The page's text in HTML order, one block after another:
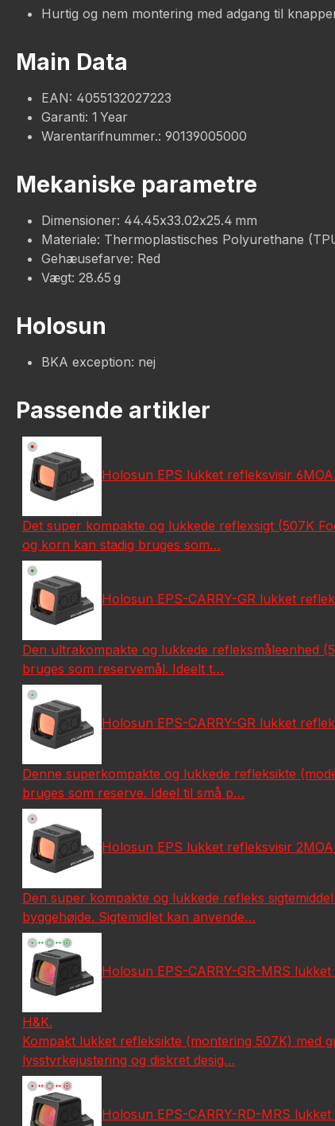
Hurtig og nem montering med adgang til
Main Data
EAN: 4055132027223
Garanti: 1 Year
Warentarifnummer.: 90139005000
Mekaniske parametre
Dimensioner: 44.45x33.02x25.4 mm
Materiale: Thermoplastisches Polyurethane
Gehæusefarve: Red
Vægt: 28.65 g
Holosun
BKA exception: nej
Passende artikler
Holosun EPS lukket refleksvisir
Det super kompakte og lukkede reflexsigt (507K
og korn kan stadig bruges som…
Holosun EPS-CARRY-GR lukket
Den ultrakompakte og lukkede refleksmåleenhed
bruges som reservemål. Ideelt t…
Holosun EPS-CARRY-GR lukket
Denne superkompakte og lukkede refleksikte
bruges som reserve. Ideel til små p…
Holosun EPS lukket refleksvisir
Den super kompakte og lukkede refleks
byggehøjde. Sigtemidlet kan anvende…
Holosun EPS-CARRY-GR-MRS
H&K.
Kompakt lukket refleksikte (montering 507K) med
lysstyrkejustering og diskret desig…
Holosun EPS-CARRY-RD-MRS